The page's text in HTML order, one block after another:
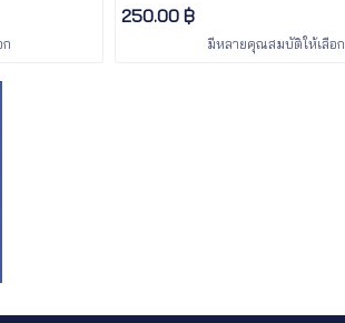
250.00 ฿
มีหลายคุณสมบัติให้เลือก